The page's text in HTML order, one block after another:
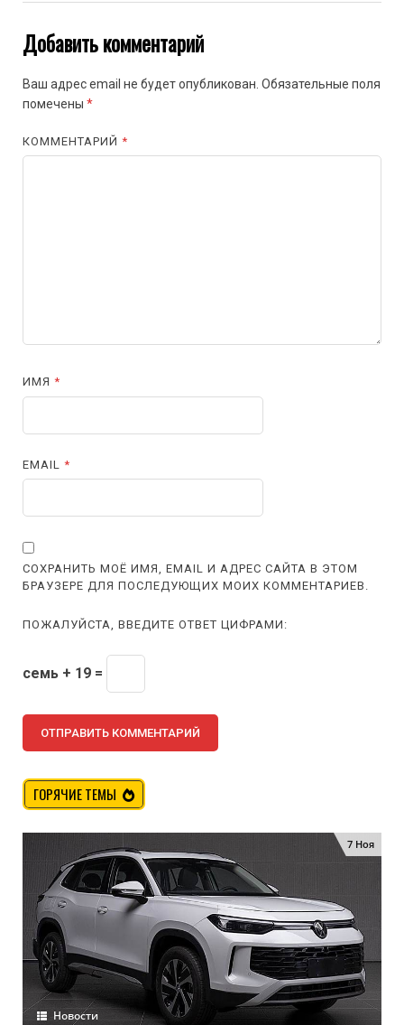
Добавить комментарий
Ваш адрес email не будет опубликован. Обязательные поля
помечены *
КОММЕНТАРИЙ*
ИМЯ*
EMAIL*
СОХРАНИТЬ МОЁ ИМЯ, EMAIL И АДРЕС САЙТА В ЭТОМ
БРАУЗЕРЕ ДЛЯ ПОСЛЕДУЮЩИХ МОИХ КОММЕНТАРИЕВ.
ПОЖАЛУЙСТА, ВВЕДИТЕ ОТВЕТ ЦИФРАМИ:
семь + 19 =
ГОРЯЧИЕ ТЕМЫ
7 Ноя
Новости